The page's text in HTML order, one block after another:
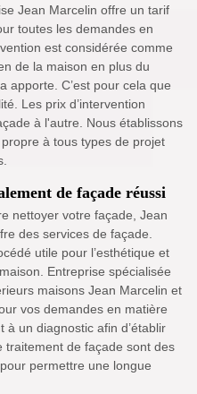
Jean Marcelin offre un tarif
toutes les demandes en
est considérée comme
de la maison en plus du
apporte. C’est pour cela que
Les prix d’intervention
à l'autre. Nous établissons
à tous types de projet
de façade réussi
nettoyer votre façade, Jean
des services de façade.
utile pour l’esthétique et
Entreprise spécialisée
maisons Jean Marcelin et
vos demandes en matière
un diagnostic afin d’établir
traitement de façade sont des
permettre une longue